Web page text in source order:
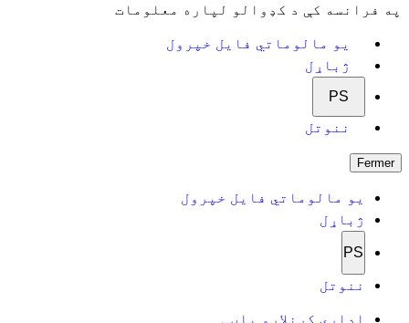
په فرانسه کې د کډوالو لپاره معلومات
یو مالوماتي فایل خپرول
ژباړل
PS
ننوتل
Fermer
یو مالوماتي فایل خپرول
ژباړل
PS
ننوتل
اداري کړنلارو پاڼې